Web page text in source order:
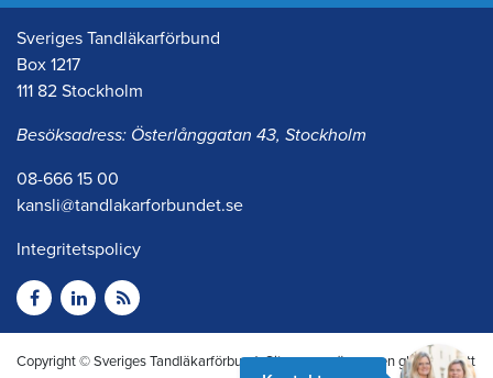
Sveriges Tandläkarförbund
Box 1217
111 82 Stockholm
Besöksadress: Österlånggatan 43, Stockholm
08-666 15 00
kansli@tandlakarforbundet.se
Integritetspolicy
Copyright © Sveriges Tandläkarförbund. Citera oss gärna men glöm inte att